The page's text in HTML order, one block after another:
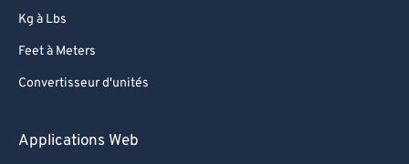
Kg à Lbs
Feet à Meters
Convertisseur d'unités
Applications Web